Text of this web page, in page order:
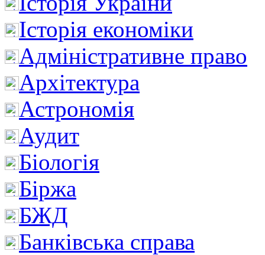
Історія економіки
Адміністративне право
Архітектура
Астрономія
Аудит
Біологія
Біржа
БЖД
Банківська справа